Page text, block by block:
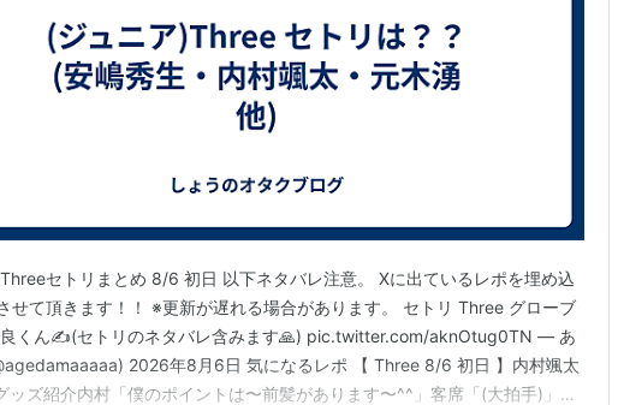
セトリまとめ 8/6 初日 以下ネタバレ注意。 Xに出ているレポを埋め込
せて頂きます！！ ※更新が遅れる場合があります。 セトリ Three グローブ
良くん✍️(セトリのネタバレ含みます🙏) pic.twitter.com/aknOtug0TN — あ
2026年8月6日 気になるレポ 【 Three 8/6 初日 】内村颯太
ッズ紹介内村「僕のポイントは〜前髪があります〜^^」客席「(大拍手)」内